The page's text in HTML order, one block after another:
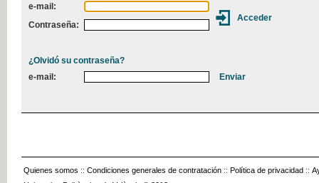
e-mail:
Contraseña:
¿Olvidó su contraseña?
e-mail:
Quienes somos :: Condiciones generales de contratación :: Política de privacidad ::